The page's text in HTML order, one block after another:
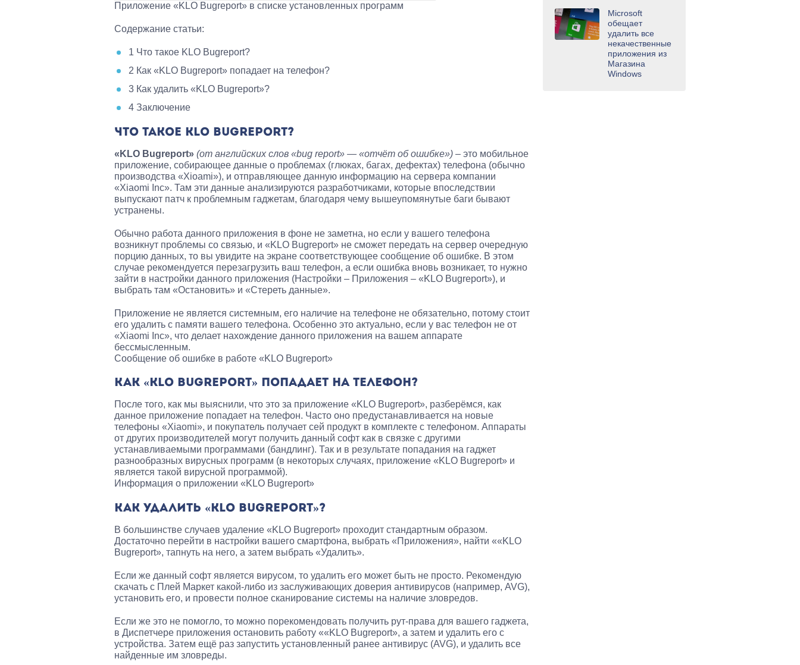
Приложение «KLO Bugreport» в списке установленных программ
Содержание статьи:
1 Что такое KLO Bugreport?
2 Как «KLO Bugreport» попадает на телефон?
3 Как удалить «KLO Bugreport»?
4 Заключение
ЧТО ТАКОЕ KLO BUGREPORT?
«KLO Bugreport» (от английских слов «bug report» — «отчёт об ошибке») – это мобильное
приложение, собирающее данные о проблемах (глюках, багах, дефектах) телефона (обычно
производства «Xioami»), и отправляющее данную информацию на сервера компании
«Xiaomi Inc». Там эти данные анализируются разработчиками, которые впоследствии
выпускают патч к проблемным гаджетам, благодаря чему вышеупомянутые баги бывают
устранены.
Обычно работа данного приложения в фоне не заметна, но если у вашего телефона
возникнут проблемы со связью, и «KLO Bugreport» не сможет передать на сервер очередную
порцию данных, то вы увидите на экране соответствующее сообщение об ошибке. В этом
случае рекомендуется перезагрузить ваш телефон, а если ошибка вновь возникает, то нужно
зайти в настройки данного приложения (Настройки – Приложения – «KLO Bugreport»), и
выбрать там «Остановить» и «Стереть данные».
Приложение не является системным, его наличие на телефоне не обязательно, потому стоит
его удалить с памяти вашего телефона. Особенно это актуально, если у вас телефон не от
«Xiaomi Inc», что делает нахождение данного приложения на вашем аппарате
бессмысленным.
Сообщение об ошибке в работе «KLO Bugreport»
КАК «KLO BUGREPORT» ПОПАДАЕТ НА ТЕЛЕФОН?
После того, как мы выяснили, что это за приложение «KLO Bugreport», разберёмся, как
данное приложение попадает на телефон. Часто оно предустанавливается на новые
телефоны «Xiaomi», и покупатель получает сей продукт в комплекте с телефоном. Аппараты
от других производителей могут получить данный софт как в связке с другими
устанавливаемыми программами (бандлинг). Так и в результате попадания на гаджет
разнообразных вирусных программ (в некоторых случаях, приложение «KLO Bugreport» и
является такой вирусной программой).
Информация о приложении «KLO Bugreport»
КАК УДАЛИТЬ «KLO BUGREPORT»?
В большинстве случаев удаление «KLO Bugreport» проходит стандартным образом.
Достаточно перейти в настройки вашего смартфона, выбрать «Приложения», найти ««KLO
Bugreport», тапнуть на него, а затем выбрать «Удалить».
Если же данный софт является вирусом, то удалить его может быть не просто. Рекомендую
скачать с Плей Маркет какой-либо из заслуживающих доверия антивирусов (например, AVG),
установить его, и провести полное сканирование системы на наличие зловредов.
Если же это не помогло, то можно порекомендовать получить рут-права для вашего гаджета,
в Диспетчере приложения остановить работу ««KLO Bugreport», а затем и удалить его с
устройства. Затем ещё раз запустить установленный ранее антивирус (AVG), и удалить все
найденные им зловреды.
Microsoft
обещает
удалить все
некачественные
приложения из
Магазина
Windows